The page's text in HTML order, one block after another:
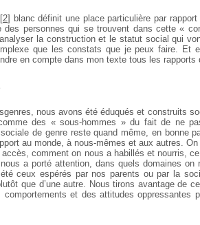
[2] blanc définit une place particulière par
des personnes qui se trouvent dans cette «
la construction et le statut social qui
que les constats que je peux faire. Et
en compte dans mon texte tous les rapports
nous avons été éduqués et construits
des « sous-hommes » du fait de ne
de genre reste quand même, en bonne
au monde, à nous-mêmes et aux autres.
comment on nous a habillés et nourris,
a porté attention, dans quels domaines
ceux espérés par nos parents ou par la
que d’une autre. Nous tirons avantage de
et des attitudes oppressantes